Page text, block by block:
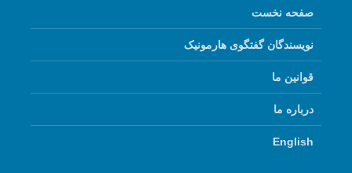
صفحه نخست
نویسندگان گفتگوی هارمونیک
قوانین ما
درباره ما
English